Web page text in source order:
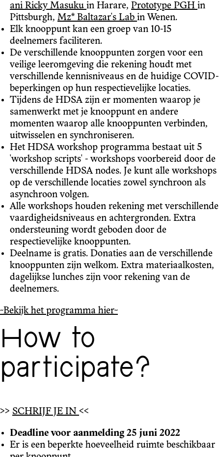
ani Ricky Masuku in Harare, Prototype PGH in
Pittsburgh, Mz* Baltazar's Lab in Wenen.
Elk knooppunt kan een groep van 10-15
deelnemers faciliteren.
De verschillende knooppunten zorgen voor een
veilige leeromgeving die rekening houdt met
verschillende kennisniveaus en de huidige COVID-
beperkingen op hun respectievelijke locaties.
Tijdens de HDSA zijn er momenten waarop je
samenwerkt met je knooppunt en andere
momenten waarop alle knooppunten verbinden,
uitwisselen en synchroniseren.
Het HDSA workshop programma bestaat uit 5
'workshop scripts' - workshops voorbereid door de
verschillende HDSA nodes. Je kunt alle workshops
op de verschillende locaties zowel synchroon als
asynchroon volgen.
Alle workshops houden rekening met verschillende
vaardigheidsniveaus en achtergronden. Extra
ondersteuning wordt geboden door de
respectievelijke knooppunten.
Deelname is gratis. Donaties aan de verschillende
knooppunten zijn welkom. Extra materiaalkosten,
dagelijkse lunches zijn voor rekening van de
deelnemers.
~Bekijk het programma hier~
How to
participate?
>> SCHRIJF JE IN <<
Deadline voor aanmelding 25 juni 2022
Er is een beperkte hoeveelheid ruimte beschikbaar